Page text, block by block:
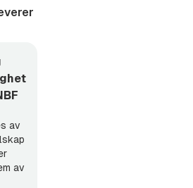
og opplysninger kan fås
av
av